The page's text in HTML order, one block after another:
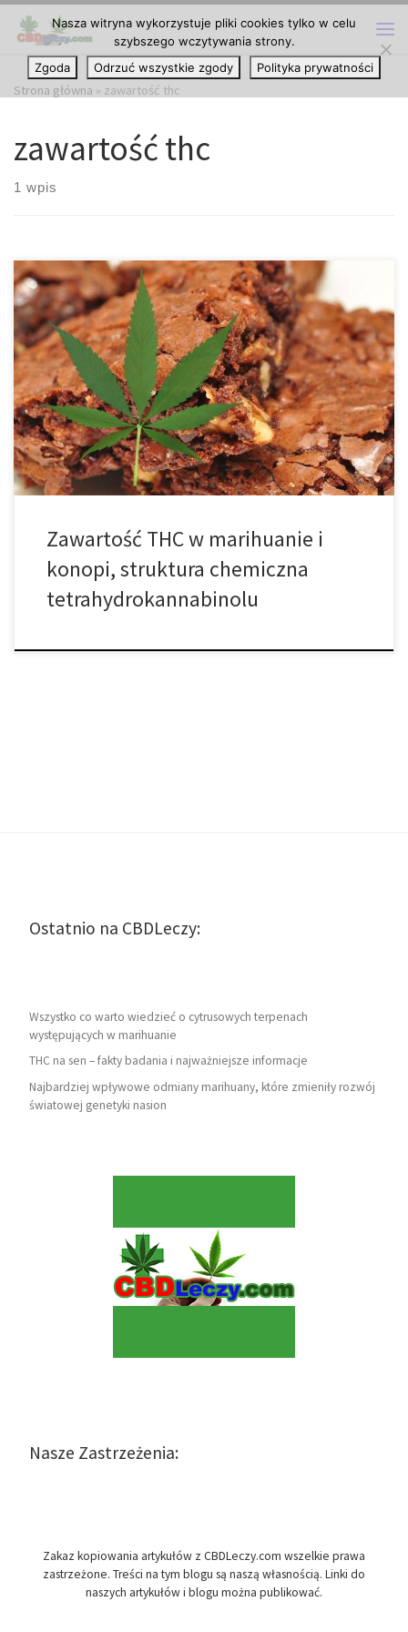
Przejdź do treści
Strona główna » zawartość thc
zawartość thc
1 wpis
Rośliny konopi zawierają unikalne związki zwane kannabinoidami.
Obecne badania wykazały ponad 60 różnych kannabinoidów, ale
THC jest najbardziej znany. THC uznawane jest za powodowanie
uczucia haju po spożyciu marihuany. Chociaż rośliny marihuany
zawierają wysoki poziom THC, konopie zawierają bardzo
niewiele z psychoaktywnej substancji chemicznej. Tą pojedynczą
różnicą jest to, na […]
Zawartość THC w marihuanie i
konopi, struktura chemiczna
tetrahydrokannabinolu
Ostatnio na CBDLeczy:
Wszystko co warto wiedzieć o cytrusowych terpenach
występujących w marihuanie
THC na sen – fakty badania i najważniejsze informacje
Najbardziej wpływowe odmiany marihuany, które zmieniły rozwój
światowej genetyki nasion
Nasze Zastrzeżenia:
Zakaz kopiowania artykułów z CBDLeczy.com wszelkie prawa
zastrzeżone. Treści na tym blogu są naszą własnością. Linki do
naszych artykułów i blogu można publikować.
Nasza witryna wykorzystuje pliki cookies tylko w celu
szybszego wczytywania strony.
Zgoda
Odrzuć wszystkie zgody Polityka prywatności